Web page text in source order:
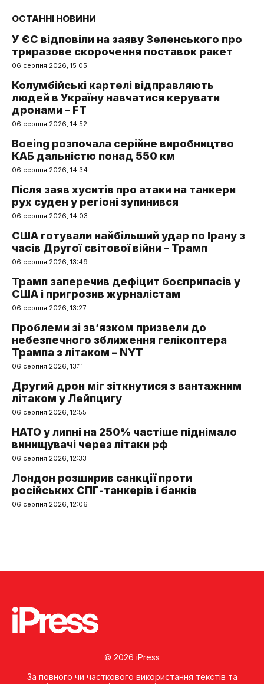
ОСТАННІ НОВИНИ
У ЄС відповіли на заяву Зеленського про
триразове скорочення поставок ракет
06 серпня 2026, 15:05
Колумбійські картелі відправляють
людей в Україну навчатися керувати
дронами – FT
06 серпня 2026, 14:52
Boeing розпочала серійне виробництво
КАБ дальністю понад 550 км
06 серпня 2026, 14:34
Після заяв хуситів про атаки на танкери
рух суден у регіоні зупинився
06 серпня 2026, 14:03
США готували найбільший удар по Ірану з
часів Другої світової війни – Трамп
06 серпня 2026, 13:49
Трамп заперечив дефіцит боєприпасів у
США і пригрозив журналістам
06 серпня 2026, 13:27
Проблеми зі зв’язком призвели до
небезпечного зближення гелікоптера
Трампа з літаком – NYT
06 серпня 2026, 13:11
Другий дрон міг зіткнутися з вантажним
літаком у Лейпцигу
06 серпня 2026, 12:55
НАТО у липні на 250% частіше піднімало
винищувачі через літаки рф
06 серпня 2026, 12:33
Лондон розширив санкції проти
російських СПГ-танкерів і банків
06 серпня 2026, 12:06
© 2026 iPress
За повного чи часткового використання текстів та